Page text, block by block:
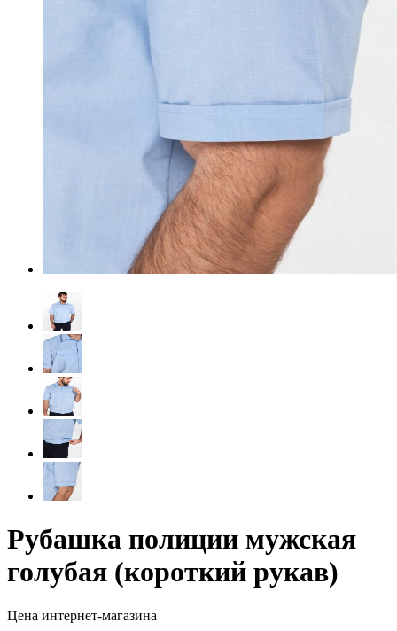
Рубашка полиции мужская
голубая (короткий рукав)
Цена интернет-магазина